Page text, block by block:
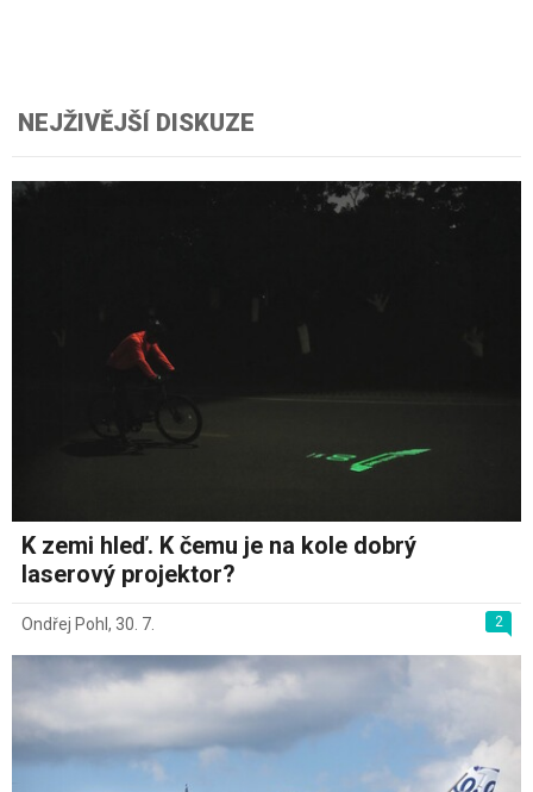
NEJŽIVĚJŠÍ DISKUZE
K zemi hleď. K čemu je na kole dobrý
laserový projektor?
2
Ondřej Pohl , 30. 7.